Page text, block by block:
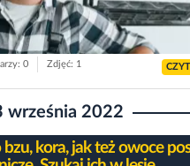
0 Zdjęć: 1
września 2022
bzu, kora, jak też owoce